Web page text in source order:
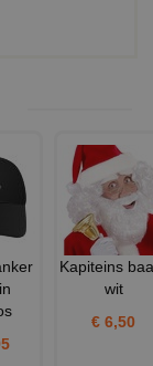
Kapiteins
wit
€ 6,50